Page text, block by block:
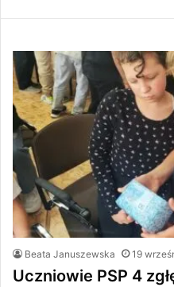
Beata Januszewska 19
Uczniowie PSP 4